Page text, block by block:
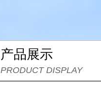
产品展示
PRODUCT DISPLAY